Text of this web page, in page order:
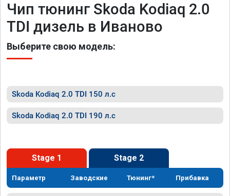
Чип тюнинг Skoda Kodiaq 2.0
TDI дизель в Иваново
Выберите свою модель:
Skoda Kodiaq 2.0 TDI 150 л.с
Skoda Kodiaq 2.0 TDI 190 л.с
Stage 1 Stage 2
Параметр Заводские Тюнинг* Прибавка